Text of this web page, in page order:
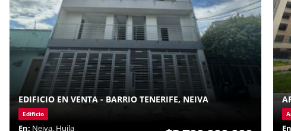
EDIFICIO EN VENTA - BARRIO TENERIFE, NEIVA
Edificio
En: Neiva, Huila